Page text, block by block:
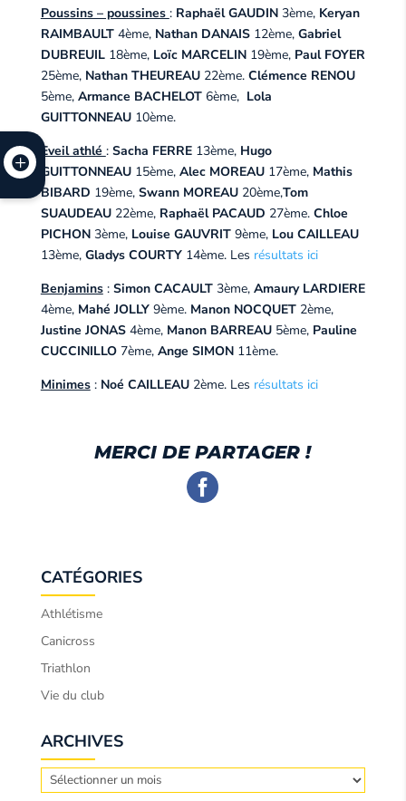
Poussins – poussines : Raphaël GAUDIN 3ème, Keryan
RAIMBAULT 4ème, Nathan DANAIS 12ème, Gabriel
DUBREUIL 18ème, Loïc MARCELIN 19ème, Paul FOYER
25ème, Nathan THEUREAU 22ème. Clémence RENOU
5ème, Armance BACHELOT 6ème, Lola
GUITTONNEAU10ème.
Eveil athlé : Sacha FERRE 13ème, Hugo
GUITTONNEAU 15ème, Alec MOREAU 17ème, Mathis
BIBARD 19ème, Swann MOREAU 20ème,Tom
SUAUDEAU 22ème, Raphaël PACAUD 27ème. Chloe
PICHON 3ème,Louise GAUVRIT 9ème,Lou CAILLEAU
13ème, Gladys COURTY 14ème. Les résultats ici
Benjamins: Simon CACAULT 3ème, Amaury LARDIERE
4ème, Mahé JOLLY 9ème. Manon NOCQUET 2ème,
Justine JONAS 4ème, Manon BARREAU5ème,Pauline
CUCCINILLO 7ème,Ange SIMON 11ème.
Minimes: Noé CAILLEAU2ème. Les résultats ici
MERCI DE PARTAGER !
CATÉGORIES
Athlétisme
Canicross
Triathlon
Vie du club
ARCHIVES
Archives